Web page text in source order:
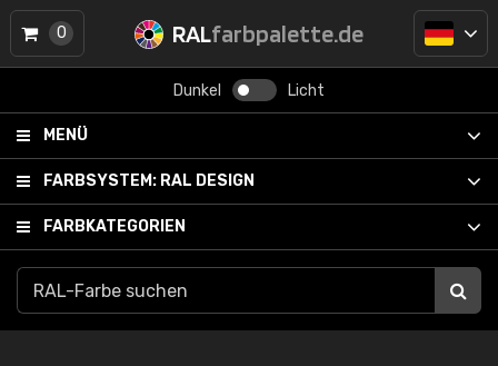
RALfarbpalette.de
Dunkel Licht
MENÜ
FARBSYSTEM: RAL DESIGN
FARBKATEGORIEN
0